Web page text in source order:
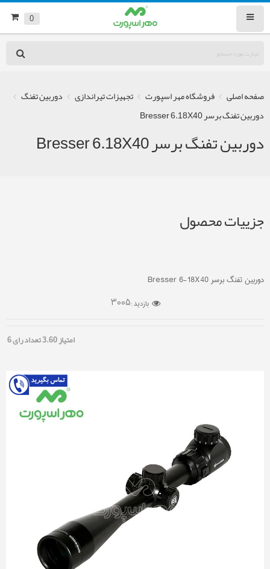
0
صفحه اصلی فروشگاه مهر اسپورت تجهیزات تیراندازی
دوربین تفنگ
دوربین تفنگ برسر Bresser 6.18X40
دوربین تفنگ برسر Bresser 6.18X40
جزییات محصول
دوربین تفنگ برسر Bresser 6-18X40
بازدید :3005
امتیاز3.60تعداد رای6